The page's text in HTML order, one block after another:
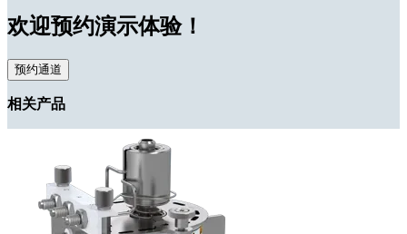
欢迎预约演示体验！
预约通道
Form Dialog
相关产品